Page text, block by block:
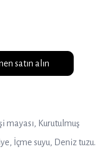
satın alın
mayası, Kurutulmuş
İçme suyu, Deniz tuzu.